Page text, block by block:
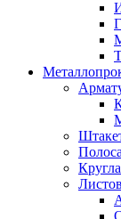
Полоса